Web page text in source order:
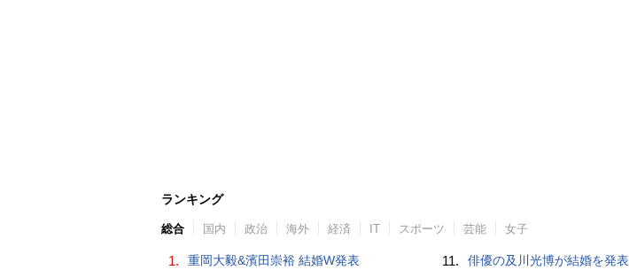
ランキング
総合 国内 政治 海外 経済 IT スポーツ 芸能 女子
1. 重岡大毅&濱田崇裕 結婚W発表 11. 俳優の及川光博が結婚を発表